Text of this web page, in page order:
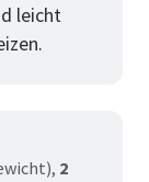
leicht
2